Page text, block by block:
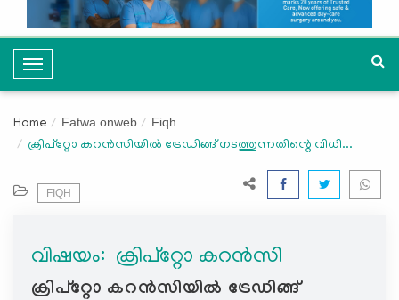
T
o
g
l
i
g
Home Fatwa onweb Fiqh
ക്രിപ്റ്റോ കറൻസിയിൽ ട്രേഡിങ്ങ് നടത്തുന്നതിന്റെ വിധി...
FIQH
വിഷയം: ‍ ക്രിപ്റ്റോ കറൻസി
ക്രിപ്റ്റോ കറൻസിയിൽ ട്രേഡിങ്ങ്